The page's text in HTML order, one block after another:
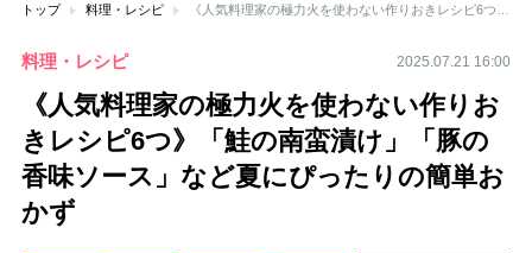
トップ 料理・レシピ
料理・レシピ 2025.07.21 16:00
《人気料理家の極力火を使わない作りお
きレシピ6つ》「鮭の南蛮漬け」「豚の
香味ソース」など夏にぴったりの簡単お
かず